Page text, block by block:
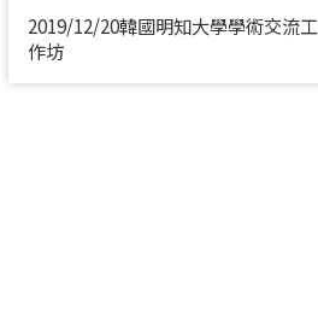
2019/12/20韓國明知大學學術交流工
作坊